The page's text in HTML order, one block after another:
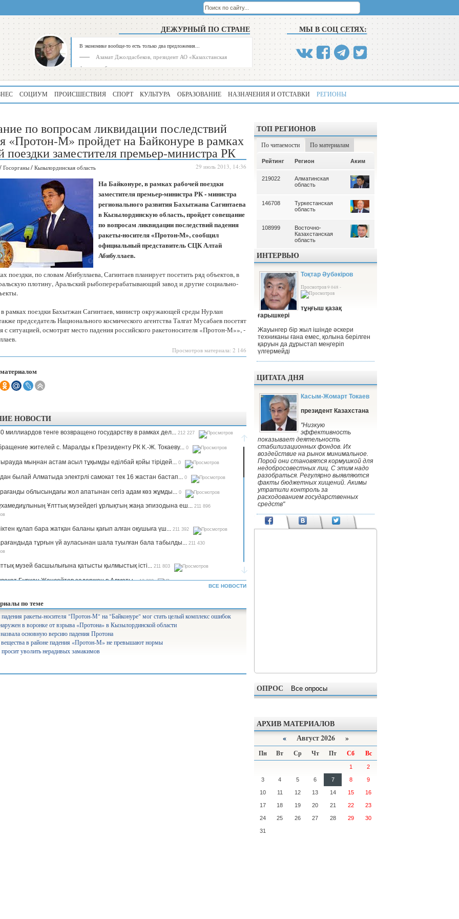
ДЕЖУРНЫЙ ПО СТРАНЕ
В экономике вообще-то есть только два предложения...
Азамат Джолдасбеков, президент АО «Казахстанская
фондовая биржа»
МЫ В СОЦ СЕТЯХ:
СОЦИУМ ПРОИСШЕСТВИЯ СПОРТ КУЛЬТУРА ОБРАЗОВАНИЕ НАЗНАЧЕНИЯ И ОТСТАВКИ РЕГИОНЫ
по вопросам ликвидации последствий
«Протон-М» пройдет на Байконуре в рамках
поездки заместителя премьер-министра РК
/ Госорганы / Кызылординская область 29 июль 2013, 14:36
На Байконуре, в рамках рабочей поездки
заместителя премьер-министра РК - министра
регионального развития Бахытжана Сагинтаева
в Кызылординскую область, пройдет совещание
по вопросам ликвидации последствий падения
ракеты-носителя «Протон-М», сообщил
официальный представитель СЦК Алтай
Абибуллаев.
поездки, по словам Абибуллаева, Сагинтаев планирует посетить ряд объектов, в
плотину, Аральский рыбоперерабатывающий завод и другие социально-
рамках поездки Бахытжан Сагинтаев, министр окружающей среды Нурлан
председатель Национального космического агентства Талгат Мусабаев посетят
с ситуацией, осмотрят место падения российского ракетоносителя «Протон-М»», -
Просмотров материала: 2 146
НОВОСТИ
миллиардов тенге возвращено государству в рамках дел... 212 227
жителей с. Маралды к Президенту РК К.-Ж. Токаеву... 0
мыңнан астам асыл тұқымды еділбай қойы тірідей... 0
былай Алматыда электрлі самокат тек 16 жастан бастап... 0
облысындағы жол апатынан сегіз адам көз жұмды... 0
Ұлттық музейдегі ұрлықтың жаңа эпизодына еш... 211 896
құлап бара жатқан баланы қағып алған оқушыға үш... 211 392
тұрғын үй ауласынан шала туылған бала табылды... 211 430
музей басшылығына қатысты қылмыстық істі... 211 803
Бурхан Жансейтов задержан в Алматы... 13 302
на комуслуги изменятся в Казахстане... 12 645
Аймағамбетов балалардың қауіпсіздігін қамтамасыз...
мектеп». Ұлттық жоба арқылы 582 мектеп бой көтереді...
лицензиялауды күшейтеміз - министр...
ВСЕ НОВОСТИ
по теме
ракеты-носителя "Протон-М" на "Байконуре" мог стать целый комплекс ошибок
в воронке от взрыва «Протона» в Кызылординской области
основную версию падения Протона
в районе падения «Протон-М» не превышают нормы
просит уволить нерадивых замакимов
ТОП РЕГИОНОВ
По читаемости По материалам
Рейтинг Регион Аким
область
195
Туркестанская
180
Северо-
Казахстанская
область
Рейтинг Регион Аким
219022
Алматинская
область
146708
Туркестанская
область
108999
Восточно-
Казахстанская
область
ИНТЕРВЬЮ
Тоқтар Әубәкіров
Просмотров 9 048 -
тұңғыш қазақ
ғарышкері
Жауынгер бір жыл ішінде әскери
техниканы ғана емес, қолына берілген
қаруын да дұрыстап меңгеріп
үлгермейді
ЦИТАТА ДНЯ
Касым-Жомарт Токаев
президент Казахстана
"Низкую
эффективность
показывает деятельность
стабилизационных фондов. Их
воздействие на рынок минимальное.
Порой они становятся кормушкой для
недобросовестных лиц. С этим надо
разобраться. Регулярно выявляются
факты бюджетных хищений. Акимы
утратили контроль за
расходованием государственных
средств"
ОПРОС Все опросы
АРХИВ МАТЕРИАЛОВ
«Август 2026 »
Пн Вт Ср Чт Пт Сб Вс
1 2
3 4 5 6 7 8 9
10 11 12 13 14 15 16
17 18 19 20 21 22 23
24 25 26 27 28 29 30
31